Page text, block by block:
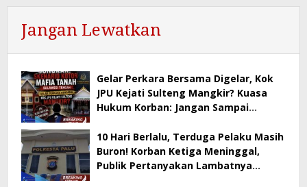
Jangan Lewatkan
Gelar Perkara Bersama Digelar, Kok
JPU Kejati Sulteng Mangkir? Kuasa
Hukum Korban: Jangan Sampai
10 Hari Berlalu, Terduga Pelaku Masih
Buron! Korban Ketiga Meninggal,
Publik Pertanyakan Lambatnya